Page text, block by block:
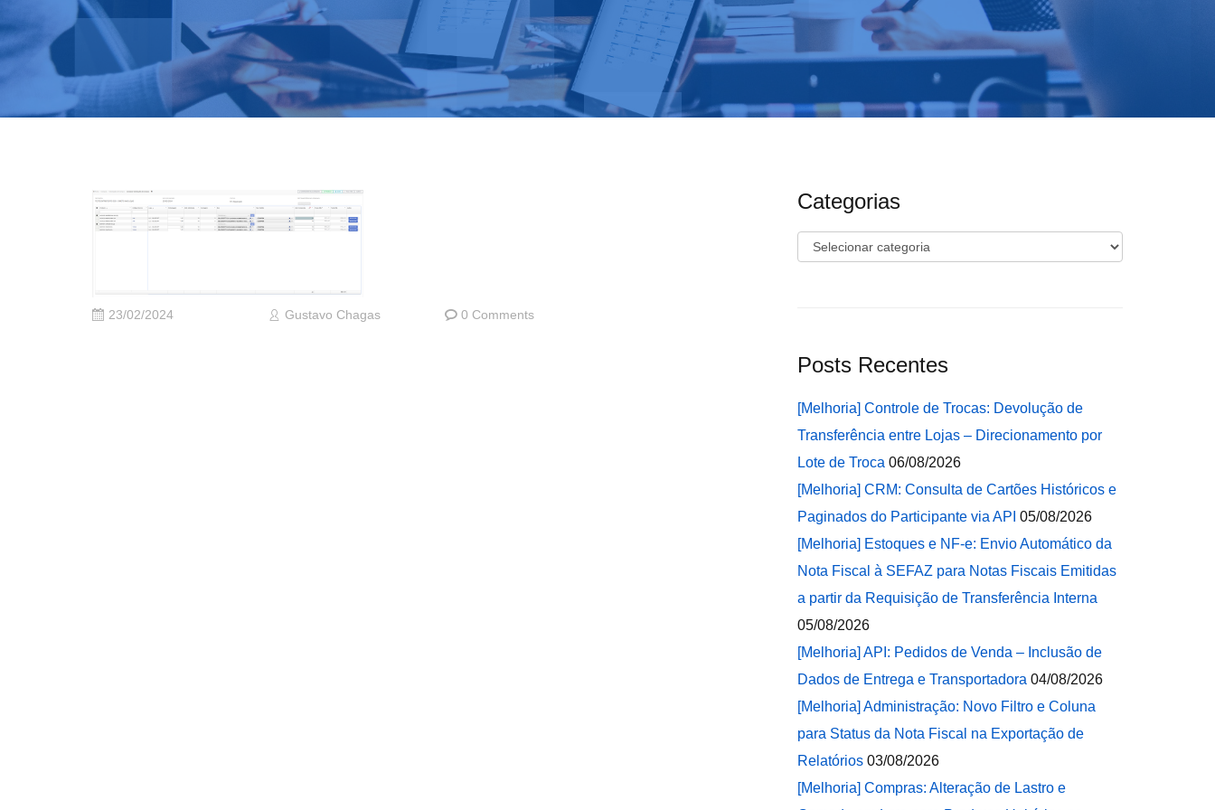
23/02/2024 Gustavo Chagas 0 Comments
Categorias
Categorias
Posts Recentes
[Melhoria] Controle de Trocas: Devolução de
Transferência entre Lojas – Direcionamento por
Lote de Troca 06/08/2026
[Melhoria] CRM: Consulta de Cartões Históricos e
Paginados do Participante via API 05/08/2026
[Melhoria] Estoques e NF-e: Envio Automático da
Nota Fiscal à SEFAZ para Notas Fiscais Emitidas
a partir da Requisição de Transferência Interna
05/08/2026
[Melhoria] API: Pedidos de Venda – Inclusão de
Dados de Entrega e Transportadora 04/08/2026
[Melhoria] Administração: Novo Filtro e Coluna
para Status da Nota Fiscal na Exportação de
Relatórios 03/08/2026
[Melhoria] Compras: Alteração de Lastro e